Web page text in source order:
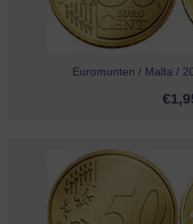
Euromunten / Malta /
€